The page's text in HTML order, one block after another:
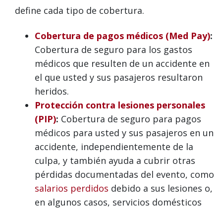
define cada tipo de cobertura.
Cobertura de pagos médicos (Med Pay):
Cobertura de seguro para los gastos
médicos que resulten de un accidente en
el que usted y sus pasajeros resultaron
heridos.
Protección contra lesiones personales
(PIP): Cobertura de seguro para pagos
médicos para usted y sus pasajeros en un
accidente, independientemente de la
culpa, y también ayuda a cubrir otras
pérdidas documentadas del evento, como
salarios perdidos debido a sus lesiones o,
en algunos casos, servicios domésticos